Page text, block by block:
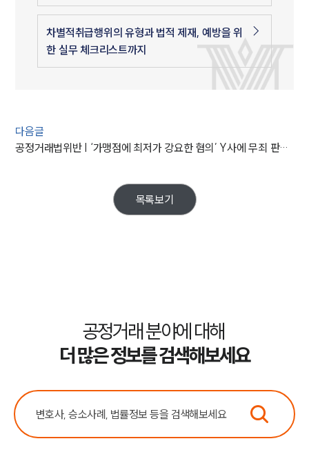
차별적취급행위의 유형과 법적 제재, 예방을 위
한 실무 체크리스트까지
다음글
공정거래법위반 | ‘가맹점에 최저가 강요한 혐의’ Y사에 무죄 판결한 대법원
목록보기
공정거래 분야에 대해
더 많은 정보를 검색해보세요